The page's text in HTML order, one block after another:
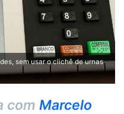
sem usar o clichê de urnas
com Marcelo